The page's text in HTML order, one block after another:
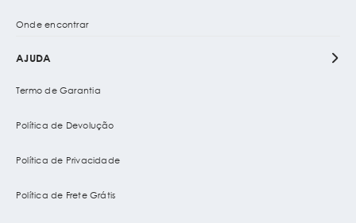
Onde encontrar
AJUDA
Termo de Garantia
Política de Devolução
Política de Privacidade
Política de Frete Grátis